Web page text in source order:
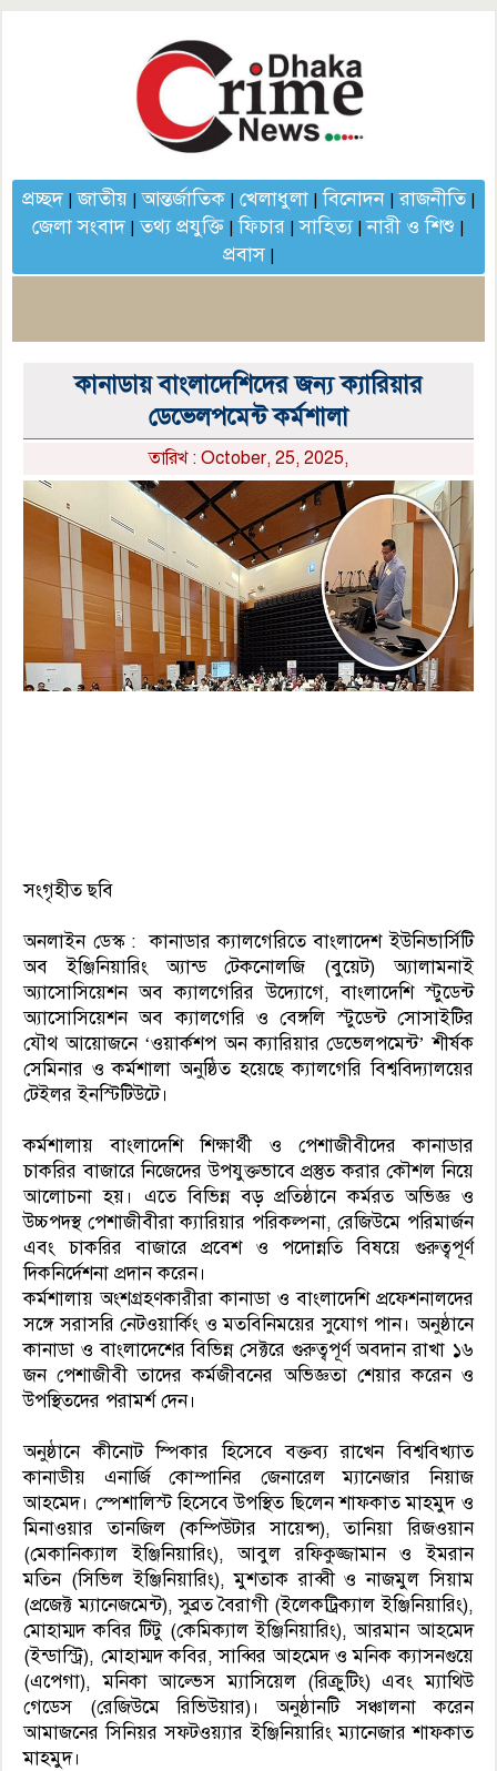
প্রচ্ছদ|জাতীয়|আন্তর্জাতিক| খেলাধুলা|বিনোদন|রাজনীতি|
জেলা সংবাদ|তথ্য প্রযুক্তি |ফিচার |সাহিত্য|নারী ও শিশু |
প্রবাস|
কানাডায় বাংলাদেশিদের জন্য ক্যারিয়ার
ডেভেলপমেন্ট কর্মশালা
তারিখ : October, 25, 2025,
সংগৃহীত ছবি
অনলাইন ডেস্ক : কানাডার ক্যালগেরিতে বাংলাদেশ ইউনিভার্সিটি
অব ইঞ্জিনিয়ারিং অ্যান্ড টেকনোলজি (বুয়েট) অ্যালামনাই
অ্যাসোসিয়েশন অব ক্যালগেরির উদ্যোগে, বাংলাদেশি স্টুডেন্ট
অ্যাসোসিয়েশন অব ক্যালগেরি ও বেঙ্গলি স্টুডেন্ট সোসাইটির
যৌথ আয়োজনে ‘ওয়ার্কশপ অন ক্যারিয়ার ডেভেলপমেন্ট’ শীর্ষক
সেমিনার ও কর্মশালা অনুষ্ঠিত হয়েছে ক্যালগেরি বিশ্ববিদ্যালয়ের
টেইলর ইনস্টিটিউটে।
কর্মশালায় বাংলাদেশি শিক্ষার্থী ও পেশাজীবীদের কানাডার
চাকরির বাজারে নিজেদের উপযুক্তভাবে প্রস্তুত করার কৌশল নিয়ে
আলোচনা হয়। এতে বিভিন্ন বড় প্রতিষ্ঠানে কর্মরত অভিজ্ঞ ও
উচ্চপদস্থ পেশাজীবীরা ক্যারিয়ার পরিকল্পনা, রেজিউমে পরিমার্জন
এবং চাকরির বাজারে প্রবেশ ও পদোন্নতি বিষয়ে গুরুত্বপূর্ণ
দিকনির্দেশনা প্রদান করেন।
কর্মশালায় অংশগ্রহণকারীরা কানাডা ও বাংলাদেশি প্রফেশনালদের
সঙ্গে সরাসরি নেটওয়ার্কিং ও মতবিনিময়ের সুযোগ পান। অনুষ্ঠানে
কানাডা ও বাংলাদেশের বিভিন্ন সেক্টরে গুরুত্বপূর্ণ অবদান রাখা ১৬
জন পেশাজীবী তাদের কর্মজীবনের অভিজ্ঞতা শেয়ার করেন ও
উপস্থিতদের পরামর্শ দেন।
অনুষ্ঠানে কীনোট স্পিকার হিসেবে বক্তব্য রাখেন বিশ্ববিখ্যাত
কানাডীয় এনার্জি কোম্পানির জেনারেল ম্যানেজার নিয়াজ
আহমেদ। স্পেশালিস্ট হিসেবে উপস্থিত ছিলেন শাফকাত মাহমুদ ও
মিনাওয়ার তানজিল (কম্পিউটার সায়েন্স), তানিয়া রিজওয়ান
(মেকানিক্যাল ইঞ্জিনিয়ারিং), আবুল রফিকুজ্জামান ও ইমরান
মতিন (সিভিল ইঞ্জিনিয়ারিং), মুশতাক রাব্বী ও নাজমুল সিয়াম
(প্রজেক্ট ম্যানেজমেন্ট), সুব্রত বৈরাগী (ইলেকট্রিক্যাল ইঞ্জিনিয়ারিং),
মোহাম্মদ কবির টিটু (কেমিক্যাল ইঞ্জিনিয়ারিং), আরমান আহমেদ
(ইন্ডাস্ট্রি), মোহাম্মদ কবির, সাব্বির আহমেদ ও মনিক ক্যাসনগুয়ে
(এপেগা), মনিকা আল্ভেস ম্যাসিয়েল (রিক্রুটিং) এবং ম্যাথিউ
গেডেস (রেজিউমে রিভিউয়ার)। অনুষ্ঠানটি সঞ্চালনা করেন
আমাজনের সিনিয়র সফটওয়্যার ইঞ্জিনিয়ারিং ম্যানেজার শাফকাত
মাহমুদ।